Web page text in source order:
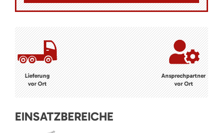
Lieferung
vor Ort
Ansprechpartner
vor Ort
EINSATZBEREICHE